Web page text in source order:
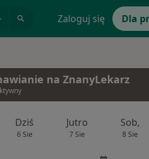
Zaloguj się Dla
na ZnanyLekarz
Dziś
6 Sie
Jutro
7 Sie
Sob,
8 Sie